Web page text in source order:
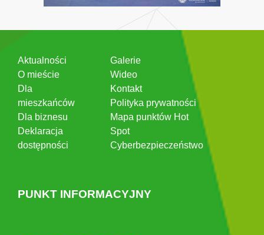
Aktualności
O mieście
Dla
mieszkańców
Dla biznesu
Deklaracja
dostępności
Galerie
Wideo
Kontakt
Polityka prywatności
Mapa punktów Hot
Spot
Cyberbezpieczeństwo
PUNKT INFORMACYJNY